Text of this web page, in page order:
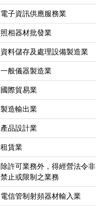
電子資訊供應服務業
照相器材批發業
資料儲存及處理設備製造業
一般儀器製造業
國際貿易業
製造輸出業
產品設計業
租賃業
除許可業務外，得經營法令非
禁止或限制之業務
電信管制射頻器材輸入業